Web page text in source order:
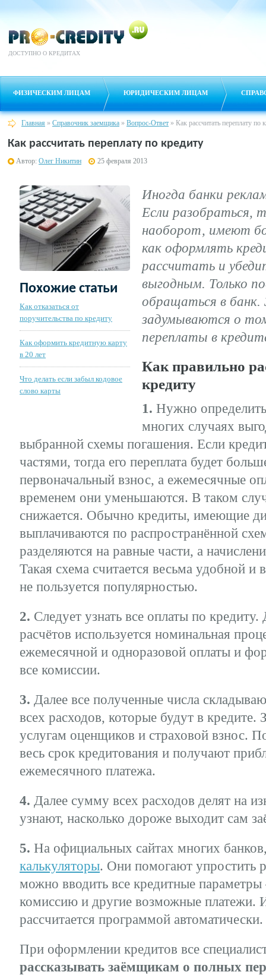
ДОСТУПНО О КРЕДИТАХ
ФИЗИЧЕСКИМ ЛИЦАМ ЮРИДИЧЕСКИМ ЛИЦАМ
Главная » Справочник заемщика » Вопрос-Ответ » Как рассчитать переплату по
Как рассчитать переплату по кредиту
Автор: Олег Никитин 25 февраля 2013
Похожие статьи
Как отказаться от
поручительства по кредиту
Как оформить кредитную карту
в 20 лет
Что делать если забыл кодовое
слово карты
Иногда банки
Если разобраться,
наоборот, имеют
как оформлять
рассчитать и
выгодным. Только
обращаться в
задумываются о
переплаты в
Как правильно
кредиту
1. Нужно
многих случаях
выбранной схемы погашения. Если
частями, тогда его переплата будет
первоначальный взнос, а ежемесячные
временем они уменьшаются. В таком
снижается. Обычно кредиты, имеющие
выплачиваются по распространённой
разделяются на равные части, а
Такая схема считается весьма удобной
не пользуется популярностью.
2. Следует узнать все оплаты по
расчётов используется номинальная
ежемесячной и одноразовой оплаты и
все комиссии.
3. Далее все полученные числа
всех расходов, которые будут в
услугам оценщиков и страховой взнос.
весь срок кредитования и получают
ежемесячного платежа.
4. Далее сумму всех расходов делят на
узнают, насколько дороже выходит сам
5. На официальных сайтах многих
калькуляторы. Они помогают упростить
можно вводить все кредитные
комиссию и другие возможные платежи.
рассчитается программой автоматически.
При оформлении кредитов все
рассказывать заёмщикам о полных